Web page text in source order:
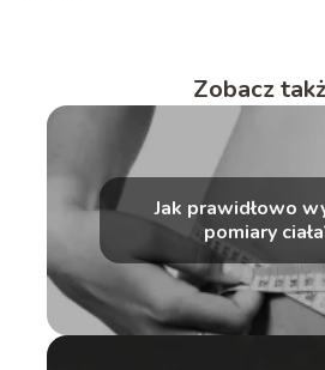
Zobacz
Jak prawidłowo
pomiary